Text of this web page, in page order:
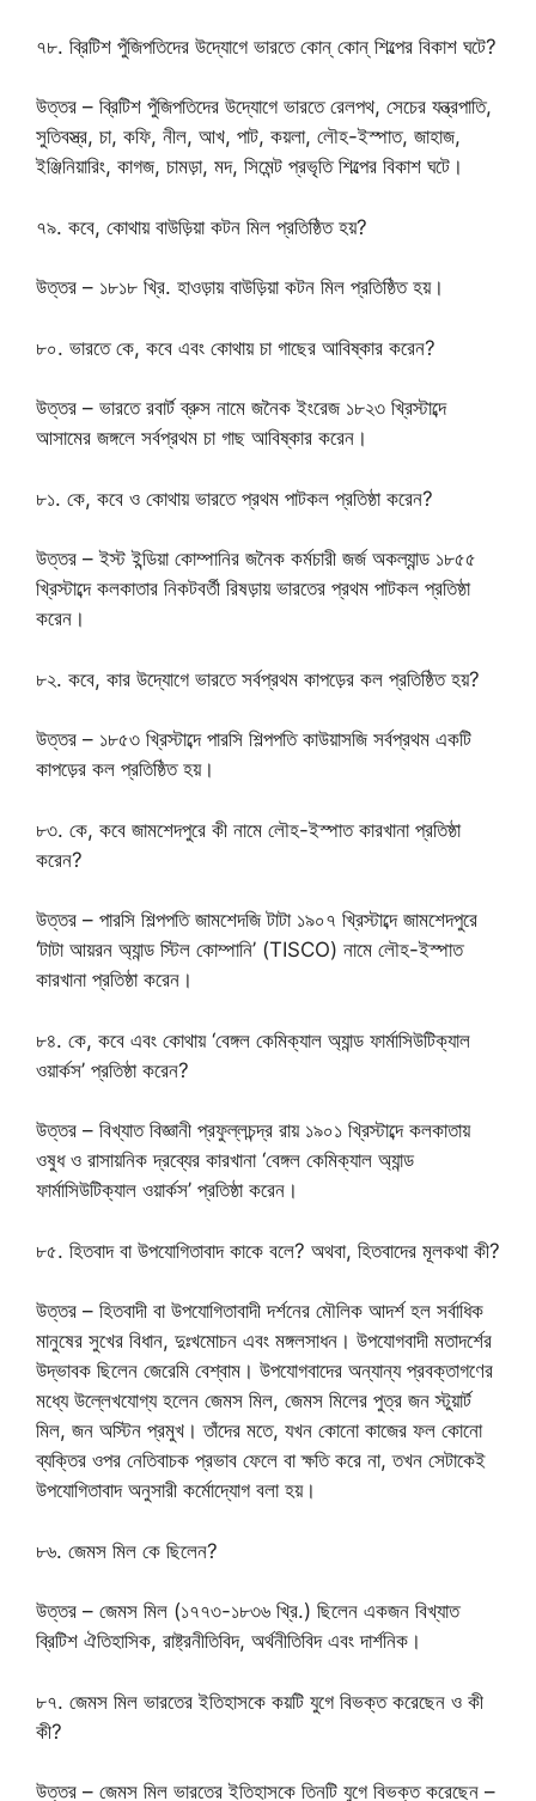
৭৮. ব্রিটিশ পুঁজিপতিদের উদ্যোগে ভারতে কোন্ কোন্ শিল্পের বিকাশ ঘটে?
উত্তর – ব্রিটিশ পুঁজিপতিদের উদ্যোগে ভারতে রেলপথ, সেচের যন্ত্রপাতি,
সুতিবস্ত্র, চা, কফি, নীল, আখ, পাট, কয়লা, লৌহ-ইস্পাত, জাহাজ,
ইঞ্জিনিয়ারিং, কাগজ, চামড়া, মদ, সিমেন্ট প্রভৃতি শিল্পের বিকাশ ঘটে।
৭৯. কবে, কোথায় বাউড়িয়া কটন মিল প্রতিষ্ঠিত হয়?
উত্তর – ১৮১৮ খ্রি. হাওড়ায় বাউড়িয়া কটন মিল প্রতিষ্ঠিত হয়।
৮০. ভারতে কে, কবে এবং কোথায় চা গাছের আবিষ্কার করেন?
উত্তর – ভারতে রবার্ট ব্রুস নামে জনৈক ইংরেজ ১৮২৩ খ্রিস্টাব্দে
আসামের জঙ্গলে সর্বপ্রথম চা গাছ আবিষ্কার করেন।
৮১. কে, কবে ও কোথায় ভারতে প্রথম পাটকল প্রতিষ্ঠা করেন?
উত্তর – ইস্ট ইন্ডিয়া কোম্পানির জনৈক কর্মচারী জর্জ অকল্যান্ড ১৮৫৫
খ্রিস্টাব্দে কলকাতার নিকটবর্তী রিষড়ায় ভারতের প্রথম পাটকল প্রতিষ্ঠা
করেন।
৮২. কবে, কার উদ্যোগে ভারতে সর্বপ্রথম কাপড়ের কল প্রতিষ্ঠিত হয়?
উত্তর – ১৮৫৩ খ্রিস্টাব্দে পারসি শিল্পপতি কাউয়াসজি সর্বপ্রথম একটি
কাপড়ের কল প্রতিষ্ঠিত হয়।
৮৩. কে, কবে জামশেদপুরে কী নামে লৌহ-ইস্পাত কারখানা প্রতিষ্ঠা
করেন?
উত্তর – পারসি শিল্পপতি জামশেদজি টাটা ১৯০৭ খ্রিস্টাব্দে জামশেদপুরে
‘টাটা আয়রন অ্যান্ড স্টিল কোম্পানি’ (TISCO) নামে লৌহ-ইস্পাত
কারখানা প্রতিষ্ঠা করেন।
৮৪. কে, কবে এবং কোথায় ‘বেঙ্গল কেমিক্যাল অ্যান্ড ফার্মাসিউটিক্যাল
ওয়ার্কস’ প্রতিষ্ঠা করেন?
উত্তর – বিখ্যাত বিজ্ঞানী প্রফুল্লচন্দ্র রায় ১৯০১ খ্রিস্টাব্দে কলকাতায়
ওষুধ ও রাসায়নিক দ্রব্যের কারখানা ‘বেঙ্গল কেমিক্যাল অ্যান্ড
ফার্মাসিউটিক্যাল ওয়ার্কস’ প্রতিষ্ঠা করেন।
৮৫. হিতবাদ বা উপযোগিতাবাদ কাকে বলে? অথবা, হিতবাদের মূলকথা কী?
উত্তর – হিতবাদী বা উপযোগিতাবাদী দর্শনের মৌলিক আদর্শ হল সর্বাধিক
মানুষের সুখের বিধান, দুঃখমোচন এবং মঙ্গলসাধন। উপযোগবাদী মতাদর্শের
উদ্ভাবক ছিলেন জেরেমি বেশ্বাম। উপযোগবাদের অন্যান্য প্রবক্তাগণের
মধ্যে উল্লেখযোগ্য হলেন জেমস মিল, জেমস মিলের পুত্র জন স্টুয়ার্ট
মিল, জন অস্টিন প্রমুখ। তাঁদের মতে, যখন কোনো কাজের ফল কোনো
ব্যক্তির ওপর নেতিবাচক প্রভাব ফেলে বা ক্ষতি করে না, তখন সেটাকেই
উপযোগিতাবাদ অনুসারী কর্মোদ্যোগ বলা হয়।
৮৬. জেমস মিল কে ছিলেন?
উত্তর – জেমস মিল (১৭৭৩-১৮৩৬ খ্রি.) ছিলেন একজন বিখ্যাত
ব্রিটিশ ঐতিহাসিক, রাষ্ট্রনীতিবিদ, অর্থনীতিবিদ এবং দার্শনিক।
৮৭. জেমস মিল ভারতের ইতিহাসকে কয়টি যুগে বিভক্ত করেছেন ও কী
কী?
উত্তর – জেমস মিল ভারতের ইতিহাসকে তিনটি যুগে বিভক্ত করেছেন –